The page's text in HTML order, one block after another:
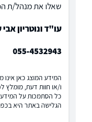
שאלו את מנהל/ת
עו"ד ונוטריון
055-4532943
המידע המוצג כאן אינו
ו/או חוות דעת, מומלץ
כל הסתמכות על
הגלישה באתר היא